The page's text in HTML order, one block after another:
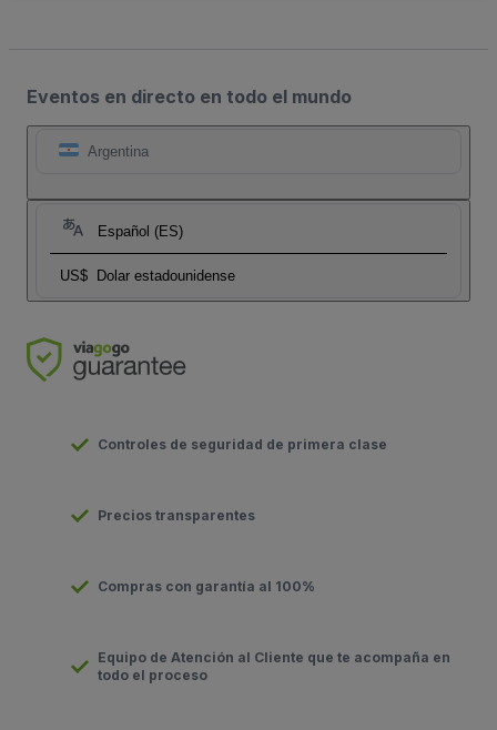
Eventos en directo en todo el mundo
Argentina
Español (ES)
US$ Dolar estadounidense
Controles de seguridad de primera clase
Precios transparentes
Compras con garantía al 100%
Equipo de Atención al Cliente que te acompaña en
todo el proceso